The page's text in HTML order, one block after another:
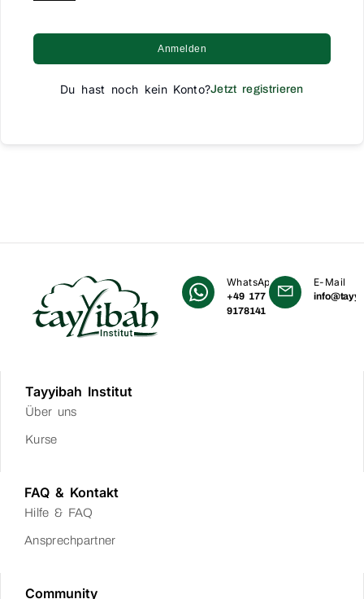
Anmelden
Du hast noch kein Konto?Jetzt registrieren
WhatsApp
+49 177
9178141
E-Mail
Tayyibah Institut
Über uns
Kurse
FAQ & Kontakt
Hilfe & FAQ
Ansprechpartner
Community